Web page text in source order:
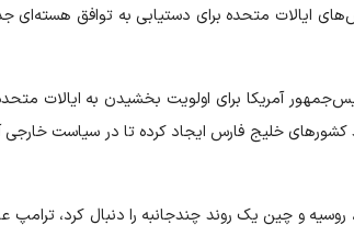
ایالات متحده برای دستیابی به توافق هسته‌ای
آمریکا برای اولویت بخشیدن به ایالات
خلیج فارس ایجاد کرده تا در سیاست خارجی
روسیه و چین یک روند چندجانبه را دنبال کرد، ترامپ